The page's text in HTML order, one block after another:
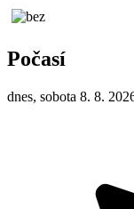
Počasí
dnes, sobota 8. 8.